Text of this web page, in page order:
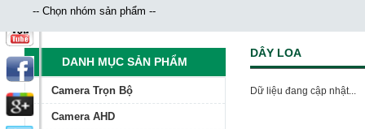
DÂY LOA
Dữ liệu đang cập nhật...
DANH MỤC SẢN PHẨM
Camera Trọn Bộ
Camera AHD